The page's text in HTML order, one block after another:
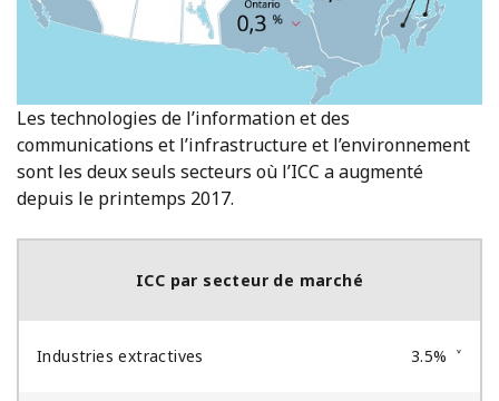
Les technologies de l’information et des
communications et l’infrastructure et l’environnement
sont les deux seuls secteurs où l’ICC a augmenté
depuis le printemps 2017.
ICC par secteur de marché
Industries extractives 3.5%˅